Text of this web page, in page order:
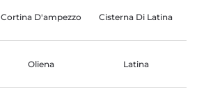
Cortina D'ampezzo Cisterna Di Latina
Oliena Latina